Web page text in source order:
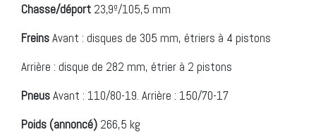
Chasse/déport 23,9º/105,5 mm
FreinsAvant : disques de 305 mm, étriers à 4 pistons
Arrière : disque de 282 mm, étrier à 2 pistons
PneusAvant : 110/80-19. Arrière : 150/70-17
Poids (annoncé) 266,5 kg